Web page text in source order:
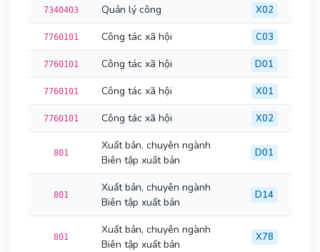
7340403 Quản lý công X02
7760101 Công tác xã hội C03
7760101 Công tác xã hội D01
7760101 Công tác xã hội X01
7760101 Công tác xã hội X02
801
Xuất bản, chuyên ngành
Biên tập xuất bản
D01
801
Xuất bản, chuyên ngành
Biên tập xuất bản
D14
801
Xuất bản, chuyên ngành
Biên tập xuất bản
X78